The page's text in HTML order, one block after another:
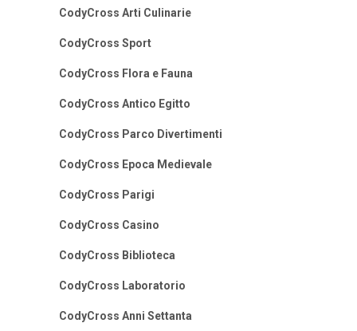
CodyCross Arti Culinarie
CodyCross Sport
CodyCross Flora e Fauna
CodyCross Antico Egitto
CodyCross Parco Divertimenti
CodyCross Epoca Medievale
CodyCross Parigi
CodyCross Casino
CodyCross Biblioteca
CodyCross Laboratorio
CodyCross Anni Settanta